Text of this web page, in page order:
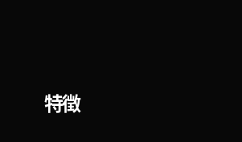
特徴